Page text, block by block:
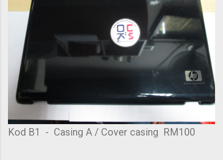
Kod B1 - Casing A / Cover casing RM100